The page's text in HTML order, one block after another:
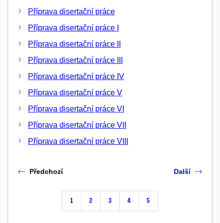
Příprava disertační práce
Příprava disertační práce I
Příprava disertační práce II
Příprava disertační práce III
Příprava disertační práce IV
Příprava disertační práce V
Příprava disertační práce VI
Příprava disertační práce VII
Příprava disertační práce VIII
Předchozí
1 2 3 4 5
Další